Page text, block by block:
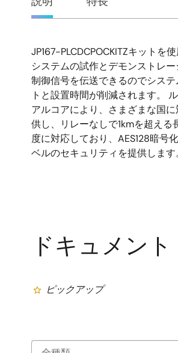
説
明
JP167-PLCDCPOCKITZキットを
システムの試作とデモンストレ
制御信号を伝送できるのでシス
トと設置時間が削減されます。
アルコアにより、さまざまな国
供し、リレーなしで1kmを超え
度に対応しており、AES128暗号
ベルのセキュリティを提供します
ドキュメント
ピックアップ